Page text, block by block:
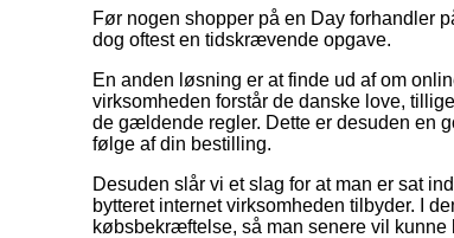
Før nogen shopper på en Day forhandler
dog oftest en tidskrævende opgave.
En anden løsning er at finde ud af om
virksomheden forstår de danske love,
de gældende regler. Dette er desuden en
følge af din bestilling.
Desuden slår vi et slag for at man er sat
bytteret internet virksomheden tilbyder. I
købsbekræftelse, så man senere vil